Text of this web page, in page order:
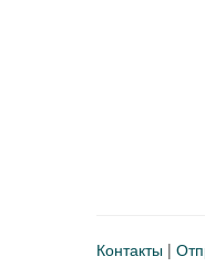
Контакты |